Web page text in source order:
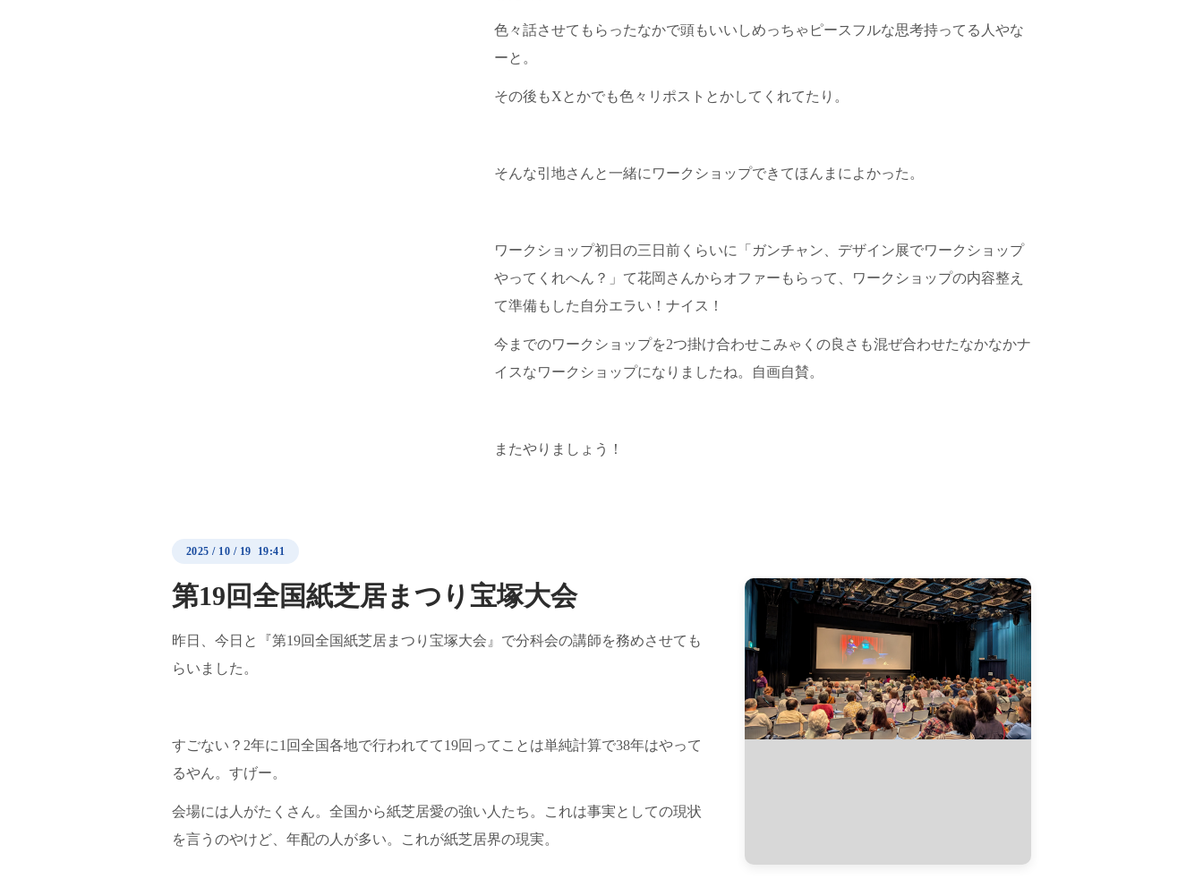
色々話させてもらったなかで頭もいいしめっちゃピースフルな思考持ってる人やな
ーと。
その後もXとかでも色々リポストとかしてくれてたり。
そんな引地さんと一緒にワークショップできてほんまによかった。
ワークショップ初日の三日前くらいに「ガンチャン、デザイン展でワークショップ
やってくれへん？」て花岡さんからオファーもらって、ワークショップの内容整え
て準備もした自分エラい！ナイス！
今までのワークショップを2つ掛け合わせこみゃくの良さも混ぜ合わせたなかなかナ
イスなワークショップになりましたね。自画自賛。
またやりましょう！
2025 / 10 / 19 19:41
第19回全国紙芝居まつり宝塚大会
昨日、今日と『第19回全国紙芝居まつり宝塚大会』で分科会の講師を務めさせても
らいました。
すごない？2年に1回全国各地で行われてて19回ってことは単純計算で38年はやって
るやん。すげー。
会場には人がたくさん。全国から紙芝居愛の強い人たち。これは事実としての現状
を言うのやけど、年配の人が多い。これが紙芝居界の現実。